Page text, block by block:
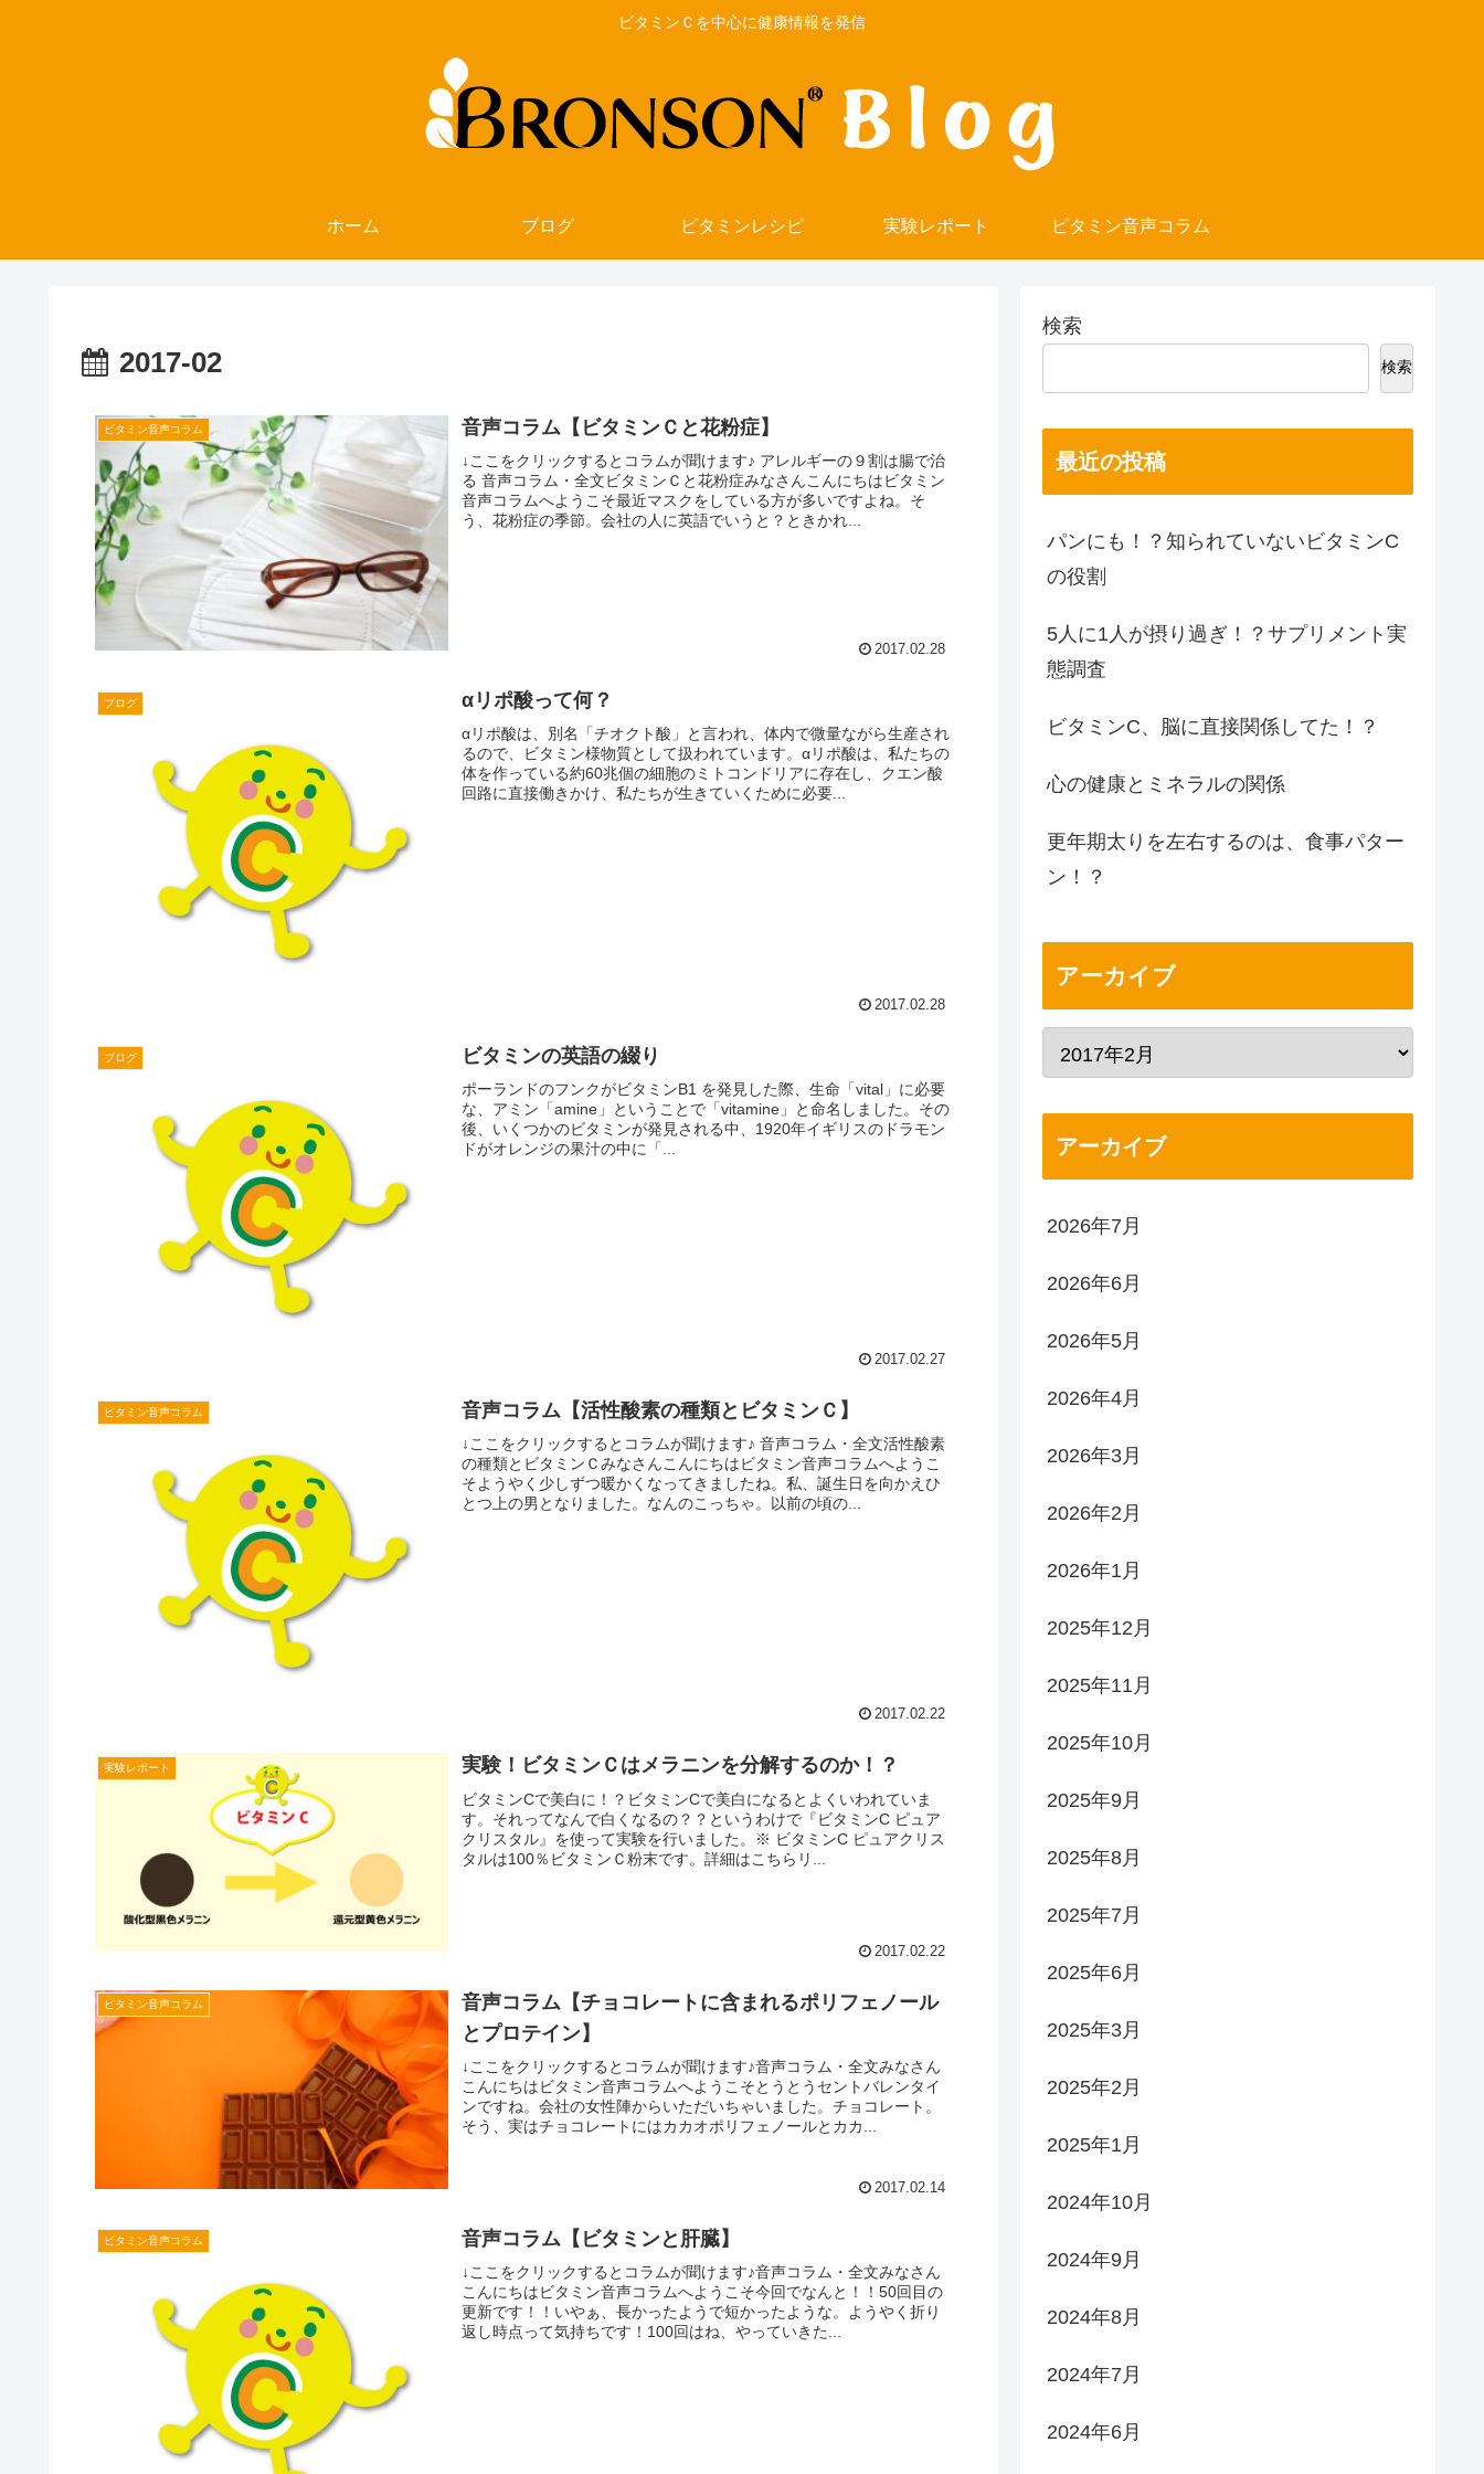
ビタミンＣを中心に健康情報を発信
ホーム ブログ ビタミンレシピ 実験レポート ビタミン音声コラム
2017-02
ビタミン音声コラム 音声コラム【ビタミンＣと花粉症】
↓ここをクリックするとコラムが聞けます♪ アレルギーの９割は腸で治
る 音声コラム・全文ビタミンＣと花粉症みなさんこんにちはビタミン
音声コラムへようこそ最近マスクをしている方が多いですよね。そ
う、花粉症の季節。会社の人に英語でいうと？ときかれ...
2017.02.28
ブログ αリポ酸って何？
αリポ酸は、別名「チオクト酸」と言われ、体内で微量ながら生産され
るので、ビタミン様物質として扱われています。αリポ酸は、私たちの
体を作っている約60兆個の細胞のミトコンドリアに存在し、クエン酸
回路に直接働きかけ、私たちが生きていくために必要...
2017.02.28
ブログ ビタミンの英語の綴り
ポーランドのフンクがビタミンB1 を発見した際、生命「vital」に必要
な、アミン「amine」ということで「vitamine」と命名しました。その
後、いくつかのビタミンが発見される中、1920年イギリスのドラモン
ドがオレンジの果汁の中に「...
2017.02.27
ビタミン音声コラム 音声コラム【活性酸素の種類とビタミンＣ】
↓ここをクリックするとコラムが聞けます♪ 音声コラム・全文活性酸素
の種類とビタミンＣみなさんこんにちはビタミン音声コラムへようこ
そようやく少しずつ暖かくなってきましたね。私、誕生日を向かえひ
とつ上の男となりました。なんのこっちゃ。以前の頃の...
2017.02.22
実験レポート 実験！ビタミンＣはメラニンを分解するのか！？
ビタミンCで美白に！？ビタミンCで美白になるとよくいわれていま
す。それってなんで白くなるの？？というわけで『ビタミンC ピュア
クリスタル』を使って実験を行いました。※ ビタミンC ピュアクリス
タルは100％ビタミンＣ粉末です。詳細はこちらリ...
2017.02.22
ビタミン音声コラム
音声コラム【チョコレートに含まれるポリフェノール
とプロテイン】
↓ここをクリックするとコラムが聞けます♪音声コラム・全文みなさん
こんにちはビタミン音声コラムへようこそとうとうセントバレンタイ
ンですね。会社の女性陣からいただいちゃいました。チョコレート。
そう、実はチョコレートにはカカオポリフェノールとカカ...
2017.02.14
ビタミン音声コラム 音声コラム【ビタミンと肝臓】
↓ここをクリックするとコラムが聞けます♪音声コラム・全文みなさん
こんにちはビタミン音声コラムへようこそ今回でなんと！！50回目の
更新です！！いやぁ、長かったようで短かったような。ようやく折り
返し時点って気持ちです！100回はね、やっていきた...
検索
検索
最近の投稿
パンにも！？知られていないビタミンC
の役割
5人に1人が摂り過ぎ！？サプリメント実
態調査
ビタミンC、脳に直接関係してた！？
心の健康とミネラルの関係
更年期太りを左右するのは、食事パター
ン！？
アーカイブ
アーカイブ
2026年7月
2026年6月
2026年5月
2026年4月
2026年3月
2026年2月
2026年1月
2025年12月
2025年11月
2025年10月
2025年9月
2025年8月
2025年7月
2025年6月
2025年3月
2025年2月
2025年1月
2024年10月
2024年9月
2024年8月
2024年7月
2024年6月